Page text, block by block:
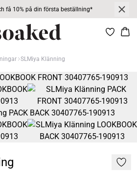
få 10% på din första beställning*
SLMiya Klänning